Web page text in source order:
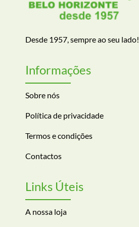
Desde 1957, sempre ao seu lado!
Informações
Sobre nós
Política de privacidade
Termos e condições
Contactos
Links Úteis
A nossa loja